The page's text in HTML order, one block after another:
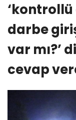
darbe
var mı?’
cevap